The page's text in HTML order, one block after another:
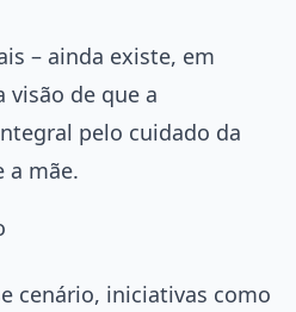
– ainda existe, em
visão de que a
pelo cuidado da
a mãe.
cenário, iniciativas como